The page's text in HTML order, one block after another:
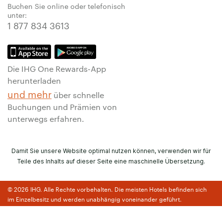
Buchen Sie online oder telefonisch
unter:
1 877 834 3613
Die IHG One Rewards-App
herunterladen
und mehr über schnelle
Buchungen und Prämien von
unterwegs erfahren.
Damit Sie unsere Website optimal nutzen können, verwenden wir für
Teile des Inhalts auf dieser Seite eine maschinelle Übersetzung.
© 2026 IHG. Alle Rechte vorbehalten. Die meisten Hotels befinden sich
im Einzelbesitz und werden unabhängig voneinander geführt.